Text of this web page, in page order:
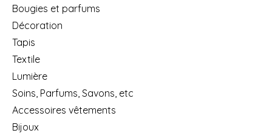
Bougies et parfums
Décoration
Tapis
Textile
Lumière
Soins, Parfums, Savons, etc
Accessoires vêtements
Bijoux